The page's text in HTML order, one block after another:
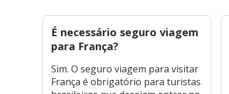
É necessário seguro viagem
para França?
Sim. O seguro viagem para visitar
França é obrigatório para turistas